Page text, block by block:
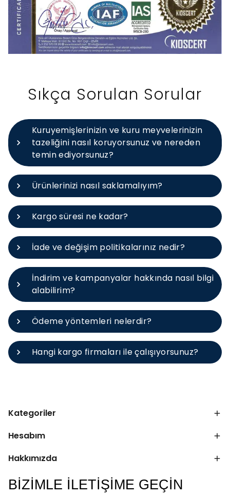
Sıkça Sorulan Sorular
Kuruyemişlerinizin ve kuru meyvelerinizin
tazeliğini nasıl koruyorsunuz ve nereden
temin ediyorsunuz?
Ürünlerinizi nasıl saklamalıyım?
Kargo süresi ne kadar?
İade ve değişim politikalarınız nedir?
İndirim ve kampanyalar hakkında nasıl bilgi
alabilirim?
Ödeme yöntemleri nelerdir?
Hangi kargo firmaları ile çalışıyorsunuz?
Kategoriler
Hesabım
Hakkımızda
BİZİMLE İLETİŞİME GEÇİN